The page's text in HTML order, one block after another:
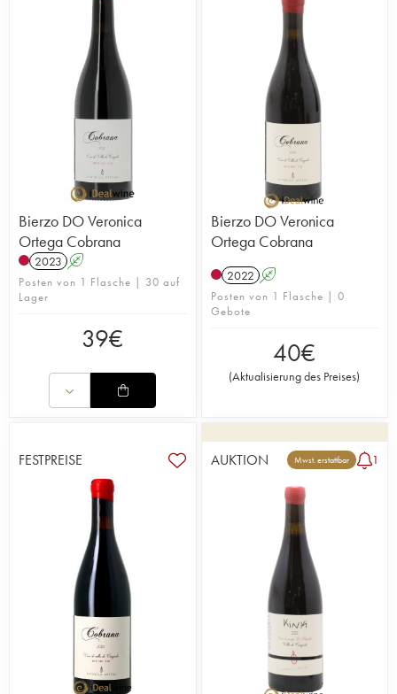
Bierzo DO Veronica
Ortega Cobrana
2023 A
Posten von 1 Flasche | 30 auf
Lager
39€
Bierzo DO Veronica
Ortega Cobrana
2022 A
Posten von 1 Flasche | 0
Gebote
40€
(Aktualisierung des Preises)
FESTPREISE AUKTION Mwst. erstattbar 1